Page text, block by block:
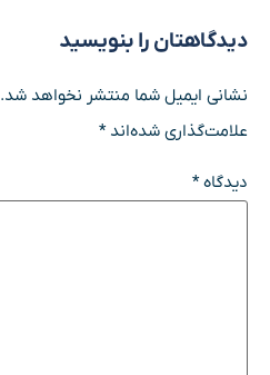
دیدگاهتان را بنویسید
نشانی ایمیل شما منتشر نخواهد شد.
علامت‌گذاری شده‌اند*
دیدگاه*